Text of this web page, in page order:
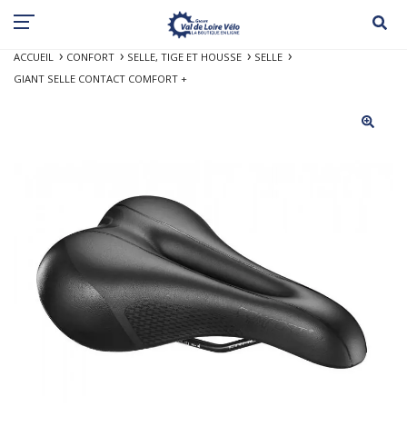
ACCUEIL CONFORT SELLE, TIGE ET HOUSSE
SELLE
GIANT SELLE CONTACT COMFORT +